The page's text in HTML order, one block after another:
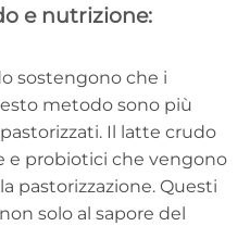
e nutrizione:
sostengono che i
metodo sono più
Il latte crudo
e probiotici che vengono
pastorizzazione. Questi
solo al sapore del